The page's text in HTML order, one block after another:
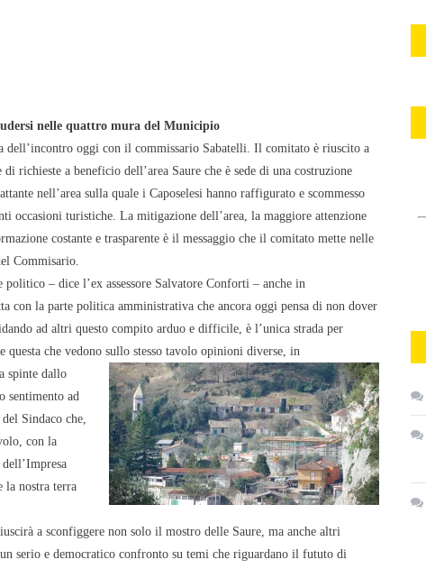
nelle quattro mura del Municipio
dell’incontro oggi con il commissario Sabatelli. Il comitato è riuscito a
di richieste a beneficio dell’area Saure che è sede di una costruzione
nell’area sulla quale i Caposelesi hanno raffigurato e scommesso
occasioni turistiche. La mitigazione dell’area, la maggiore attenzione
costante e trasparente è il messaggio che il comitato mette nelle
Commisario.
politico – dice l’ex assessore Salvatore Conforti – anche in
con la parte politica amministrativa che ancora oggi pensa di non dover
ad altri questo compito arduo e difficile, è l’unica strada per
questa che vedono sullo stesso tavolo opinioni diverse, in
spinte dallo
sentimento ad
Sindaco che,
con la
la nostra terra
a sconfiggere non solo il mostro delle Saure, ma anche altri
serio e democratico confronto su temi che riguardano il fututo di